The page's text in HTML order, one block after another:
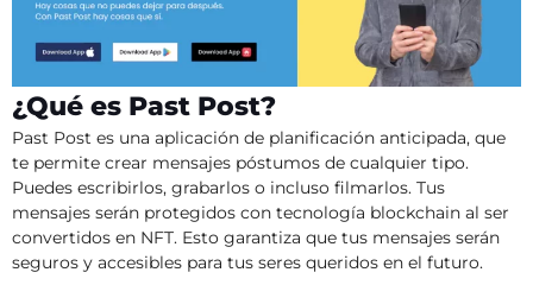
¿Qué es Past Post?
Past Post es una aplicación de planificación anticipada, que
te permite crear mensajes póstumos de cualquier tipo.
Puedes escribirlos, grabarlos o incluso filmarlos. Tus
mensajes serán protegidos con tecnología blockchain al ser
convertidos en NFT. Esto garantiza que tus mensajes serán
seguros y accesibles para tus seres queridos en el futuro.